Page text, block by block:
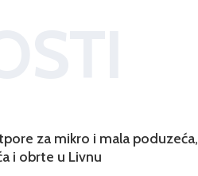
za mikro i mala poduzeća,
i obrte u Livnu